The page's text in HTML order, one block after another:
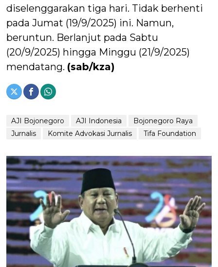
diselenggarakan tiga hari. Tidak berhenti
pada Jumat (19/9/2025) ini. Namun,
beruntun. Berlanjut pada Sabtu
(20/9/2025) hingga Minggu (21/9/2025)
mendatang. (sab/kza)
AJI Bojonegoro AJI Indonesia
Bojonegoro Raya
Jurnalis
Komite Advokasi Jurnalis Tifa Foundation